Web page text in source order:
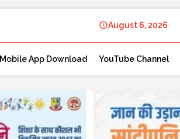
August 6, 2026
Mobile App Download YouTube Channel